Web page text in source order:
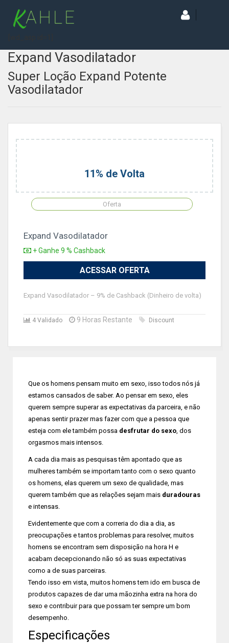
Expand Vasodilatador
Super Loção Expand Potente
Vasodilatador
11% de Volta
Oferta
Expand Vasodilatador
+ Ganhe 9 % Cashback
ACESSAR OFERTA
Expand Vasodilatador – 9% de Cashback (Dinheiro de volta)
4 Validado 9 Horas Restante Discount
Que os homens pensam muito em sexo, isso todos nós já
estamos cansados de saber. Ao pensar em sexo, eles
querem sempre superar as expectativas da parceira, e não
apenas sentir prazer mas fazer com que a pessoa que
esteja com ele também possa desfrutar do sexo, dos
orgasmos mais intensos.
A cada dia mais as pesquisas têm apontado que as
mulheres também se importam tanto com o sexo quanto
os homens, elas querem um sexo de qualidade, mas
querem também que as relações sejam mais duradouras
e intensas.
Evidentemente que com a correria do dia a dia, as
preocupações e tantos problemas para resolver, muitos
homens se encontram sem disposição na hora H e
acabam decepcionando não só as suas expectativas
como a de suas parceiras.
Tendo isso em vista, muitos homens tem ido em busca de
produtos capazes de dar uma mãozinha extra na hora do
sexo e contribuir para que possam ter sempre um bom
desempenho.
Especificações